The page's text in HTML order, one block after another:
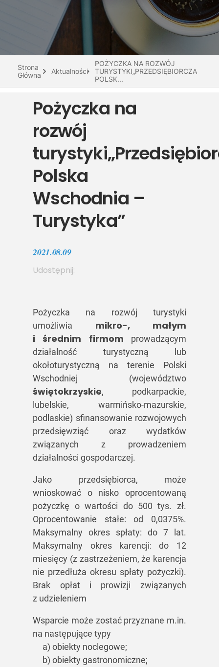
Do pobrania
Interaktywna mapa
Strona
Główna
Aktualności
POŻYCZKA NA ROZWÓJ
TURYSTYKI„PRZEDSIĘBIORCZA
POLSK...
Pożyczka na
rozwój
Polska
Wschodnia –
Turystyka”
2021.08.09
Udostępnij:
Pożyczka na rozwój turystyki
umożliwia mikro-, małym
i średnim firmom prowadzącym
działalność turystyczną lub
okołoturystyczną na terenie Polski
Wschodniej (województwo
świętokrzyskie, podkarpackie,
lubelskie, warmińsko-mazurskie,
podlaskie) sfinansowanie rozwojowych
przedsięwziąć oraz wydatków
związanych z prowadzeniem
działalności gospodarczej.
Jako przedsiębiorca, może
wnioskować o nisko oprocentowaną
pożyczkę o wartości do 500 tys. zł.
Oprocentowanie stałe: od 0,0375%.
Maksymalny okres spłaty: do 7 lat.
Maksymalny okres karencji: do 12
miesięcy (z zastrzeżeniem, że karencja
nie przedłuża okresu spłaty pożyczki).
Brak opłat i prowizji związanych
z udzieleniem
Wsparcie może zostać przyznane m.in.
na następujące typy
a) obiekty noclegowe;
b) obiekty gastronomiczne;